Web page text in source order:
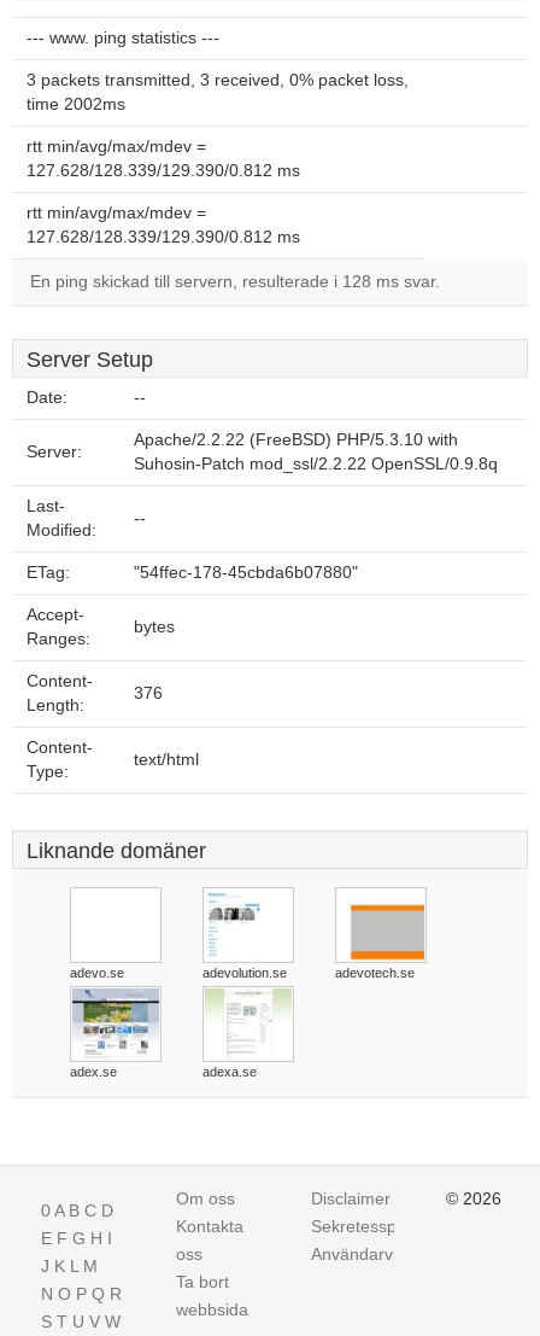
--- www. ping statistics ---
3 packets transmitted, 3 received, 0% packet loss,
time 2002ms
rtt min/avg/max/mdev =
127.628/128.339/129.390/0.812 ms
rtt min/avg/max/mdev =
127.628/128.339/129.390/0.812 ms
En ping skickad till servern, resulterade i 128 ms svar.
Server Setup
Date: --
Server:
Apache/2.2.22 (FreeBSD) PHP/5.3.10 with
Suhosin-Patch mod_ssl/2.2.22 OpenSSL/0.9.8q
Last-
Modified:
--
ETag: "54ffec-178-45cbda6b07880"
Accept-
Ranges:
bytes
Content-
Length:
376
Content-
Type:
text/html
Liknande domäner
adevo.se adevolution.se adevotech.se
adex.se adexa.se
0A B C D
E F G H I
J K L M
N O P Q R
S T U V W
Om oss
Kontakta
oss
Ta bort
webbsida
Disclaimer
Sekretesspolicy
Användarvillkor
© 2026